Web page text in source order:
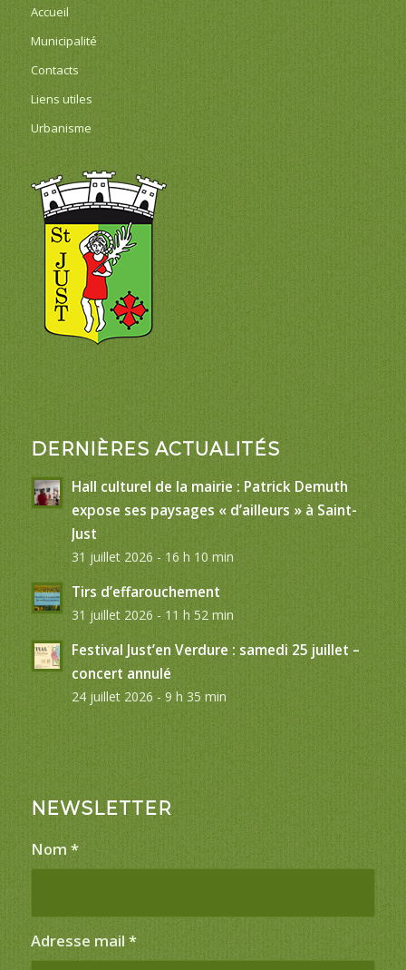
Accueil
Municipalité
Contacts
Liens utiles
Urbanisme
DERNIÈRES ACTUALITÉS
Hall culturel de la mairie : Patrick Demuth
expose ses paysages « d’ailleurs » à Saint-
Just
31 juillet 2026 - 16 h 10 min
Tirs d’effarouchement
31 juillet 2026 - 11 h 52 min
Festival Just’en Verdure : samedi 25 juillet –
concert annulé
24 juillet 2026 - 9 h 35 min
NEWSLETTER
Nom *
Adresse mail *